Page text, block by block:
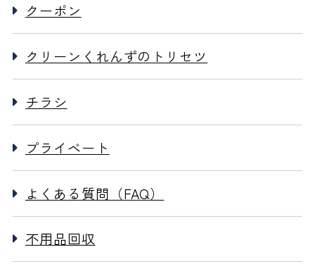
クーポン
クリーンくれんずのトリセツ
チラシ
プライベート
よくある質問（FAQ）
不用品回収